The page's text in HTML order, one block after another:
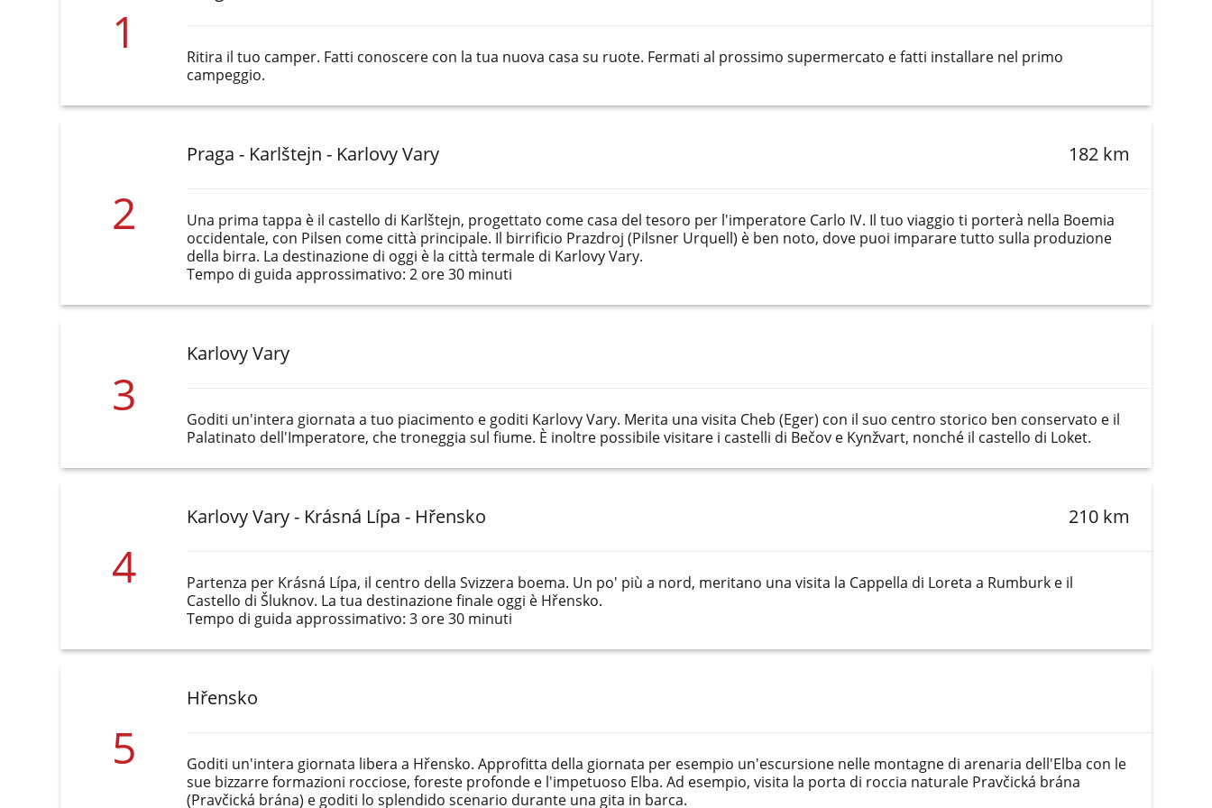
1
Ritira il tuo camper. Fatti conoscere con la tua nuova casa su ruote. Fermati al prossimo supermercato e fatti installare nel primo
campeggio.
2
Praga - Karlštejn - Karlovy Vary 182 km
Una prima tappa è il castello di Karlštejn, progettato come casa del tesoro per l'imperatore Carlo IV. Il tuo viaggio ti porterà nella Boemia
occidentale, con Pilsen come città principale. Il birrificio Prazdroj (Pilsner Urquell) è ben noto, dove puoi imparare tutto sulla produzione
della birra. La destinazione di oggi è la città termale di Karlovy Vary.
Tempo di guida approssimativo: 2 ore 30 minuti
3
Karlovy Vary
Goditi un'intera giornata a tuo piacimento e goditi Karlovy Vary. Merita una visita Cheb (Eger) con il suo centro storico ben conservato e il
Palatinato dell'Imperatore, che troneggia sul fiume. È inoltre possibile visitare i castelli di Bečov e Kynžvart, nonché il castello di Loket.
4
Karlovy Vary - Krásná Lípa - Hřensko 210 km
Partenza per Krásná Lípa, il centro della Svizzera boema. Un po' più a nord, meritano una visita la Cappella di Loreta a Rumburk e il
Castello di Šluknov. La tua destinazione finale oggi è Hřensko.
Tempo di guida approssimativo: 3 ore 30 minuti
5
Hřensko
Goditi un'intera giornata libera a Hřensko. Approfitta della giornata per esempio un'escursione nelle montagne di arenaria dell'Elba con le
sue bizzarre formazioni rocciose, foreste profonde e l'impetuoso Elba. Ad esempio, visita la porta di roccia naturale Pravčická brána
(Pravčická brána) e goditi lo splendido scenario durante una gita in barca.